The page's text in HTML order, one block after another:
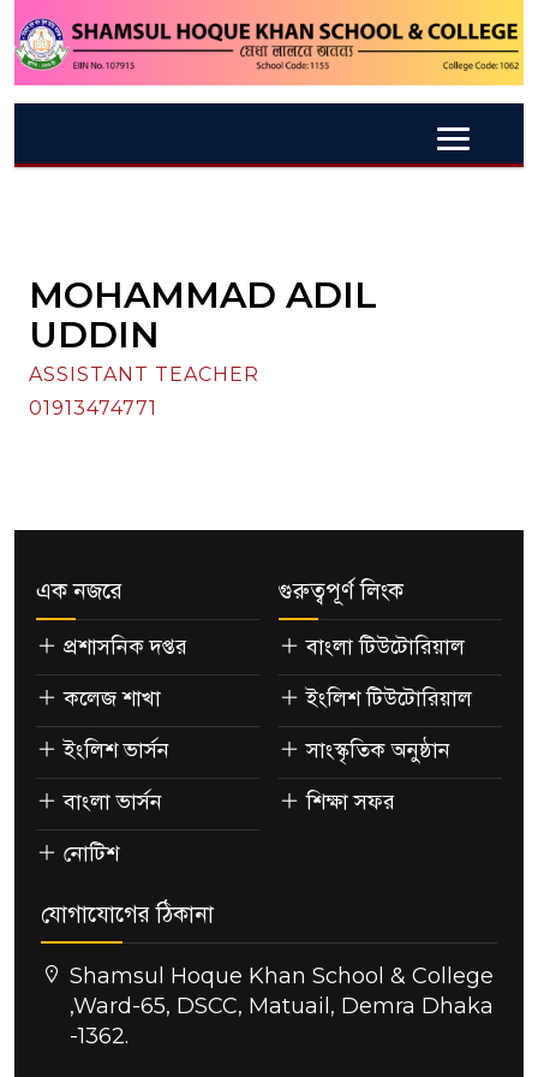
MOHAMMAD ADIL
UDDIN
ASSISTANT TEACHER
01913474771
এক নজরে
প্রশাসনিক দপ্তর
কলেজ শাখা
ইংলিশ ভার্সন
বাংলা ভার্সন
নোটিশ
গুরুত্বপূর্ণ লিংক
বাংলা টিউটোরিয়াল
ইংলিশ টিউটোরিয়াল
সাংস্কৃতিক অনুষ্ঠান
শিক্ষা সফর
যোগাযোগের ঠিকানা
Shamsul Hoque Khan School & College
,Ward-65, DSCC, Matuail, Demra Dhaka
-1362.